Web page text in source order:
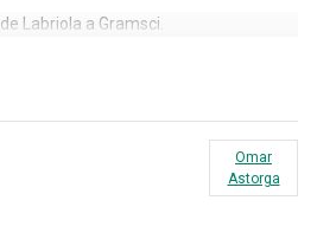
Labriola a Gramsci.
Omar
Astorga